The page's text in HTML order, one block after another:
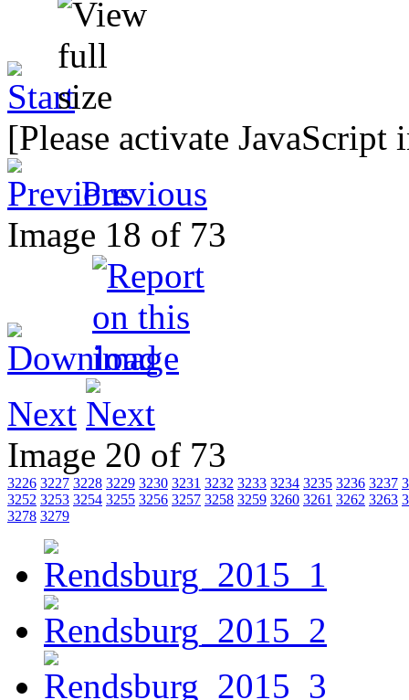
[Please activate
Previous
Image 18 of 73
Next
Image 20 of 73
3226 3227 3228 3229 3230 3231 3232 3233 3234 3235 3236 3237
3252 3253 3254 3255 3256 3257 3258 3259 3260 3261 3262 3263
3278 3279